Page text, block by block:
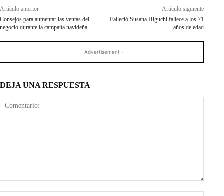
Artículo anterior
Consejos para aumentar las ventas del
negocio durante la campaña navideña
Artículo siguiente
Falleció Susana Higuchi fallece a los 71
años de edad
- Advertisement -
DEJA UNA RESPUESTA